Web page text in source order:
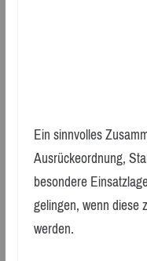
Ein sinnvolles
Ausrückeordnung,
besondere
gelingen, wenn diese
werden.